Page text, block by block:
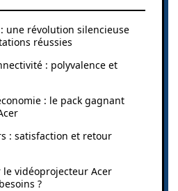
une révolution silencieuse
réussies
: polyvalence et
: le pack gagnant
: satisfaction et retour
vidéoprojecteur Acer
?